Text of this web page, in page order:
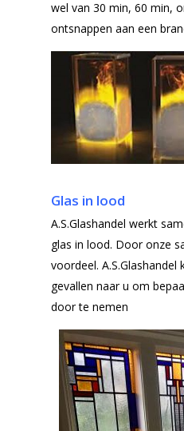
wel van 30 min, 60 min,
ontsnappen aan een
Glas in lood
A.S.Glashandel werkt
glas in lood. Door onze
voordeel.
gevallen naar u om
door te nemen